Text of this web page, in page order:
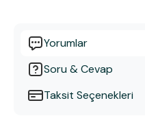
Yorumlar
Soru & Cevap
Taksit Seçenekleri